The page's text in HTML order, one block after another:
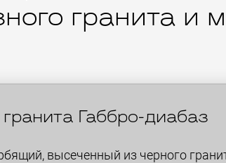
гранита и
гранита Габбро-диабаз
высеченный из черного